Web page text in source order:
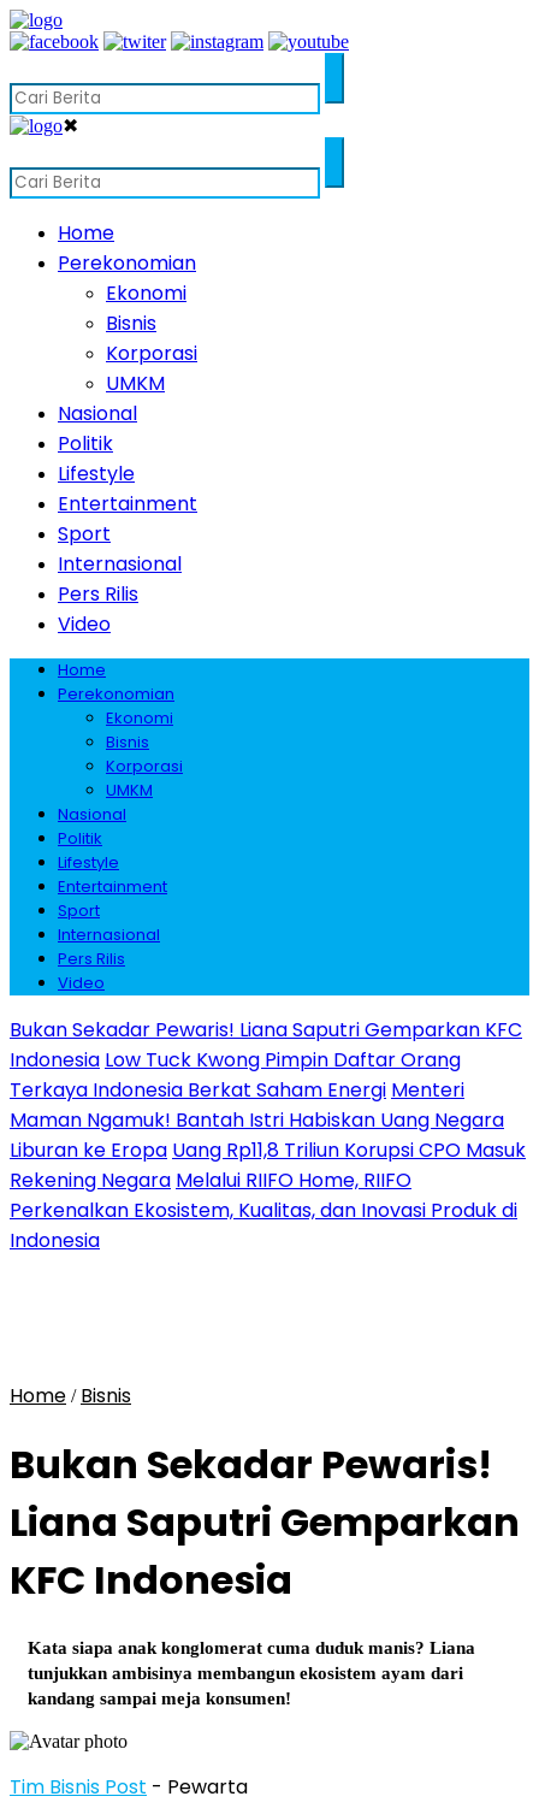
✖
Home
Perekonomian
Ekonomi
Bisnis
Korporasi
UMKM
Nasional
Politik
Lifestyle
Entertainment
Sport
Internasional
Pers Rilis
Video
Home
Perekonomian
Ekonomi
Bisnis
Korporasi
UMKM
Nasional
Politik
Lifestyle
Entertainment
Sport
Internasional
Pers Rilis
Video
Bukan Sekadar Pewaris! Liana Saputri Gemparkan KFC
Indonesia Low Tuck Kwong Pimpin Daftar Orang
Terkaya Indonesia Berkat Saham Energi Menteri
Maman Ngamuk! Bantah Istri Habiskan Uang Negara
Liburan ke Eropa Uang Rp11,8 Triliun Korupsi CPO Masuk
Rekening Negara Melalui RIIFO Home, RIIFO
Perkenalkan Ekosistem, Kualitas, dan Inovasi Produk di
Indonesia
Home / Bisnis
Bukan Sekadar Pewaris!
Liana Saputri Gemparkan
KFC Indonesia
Kata siapa anak konglomerat cuma duduk manis? Liana
tunjukkan ambisinya membangun ekosistem ayam dari
kandang sampai meja konsumen!
Tim Bisnis Post - Pewarta